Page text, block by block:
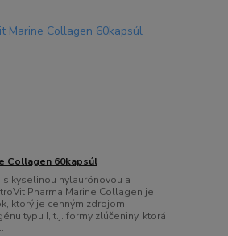
Collagen 60kapsúl
kyselinou hylaurónovou a
Pharma Marine Collagen je
ktorý je cenným zdrojom
typu I, t.j. formy zlúčeniny, ktorá